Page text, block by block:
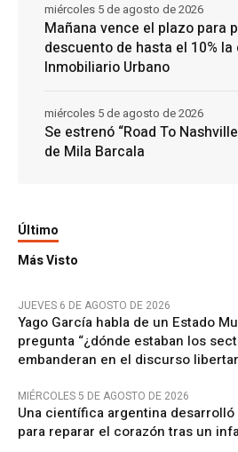
Mañana vence el plazo para
descuento de hasta el 10%
Inmobiliario Urbano
miércoles 5 de agosto de 2026
Se estrenó “Road To
de Mila Barcala
miércoles 5 de agosto de 2026
Último
Más Visto
JUEVES 6 DE AGOSTO DE 2026
Yago García habla de un Estado
pregunta “¿dónde estaban los
embanderan en el discurso
MIÉRCOLES 5 DE AGOSTO DE 2026
Una científica argentina
para reparar el corazón tras un